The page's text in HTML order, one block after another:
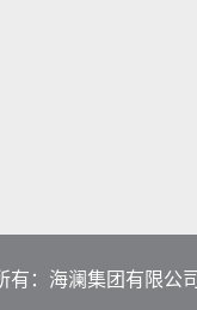
有：海澜集团有限公司